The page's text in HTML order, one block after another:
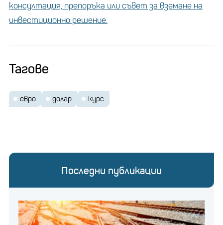
консултация, препоръка или съвет за вземане на
инвестиционно решение.
Тагове
евро долар курс
Последни публикации